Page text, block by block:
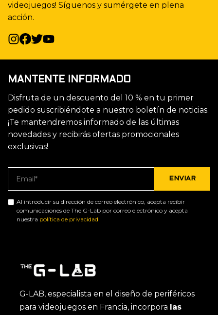
videojuegos! Síguenos y sumérgete en plena
acción.
MANTENTE INFORMADO
Disfruta de un descuento del 10 % en tu primer
pedido suscribiéndote a nuestro boletín de noticias.
¡Te mantendremos informado de las últimas
novedades y recibirás ofertas promocionales
exclusivas!
Al introducir su dirección de correo electrónico, acepta recibir
comunicaciones de The G-Lab por correo electrónico y acepta
nuestra política de privacidad
G-LAB, especialista en el diseño de periféricos
para videojuegos en Francia, incorpora las